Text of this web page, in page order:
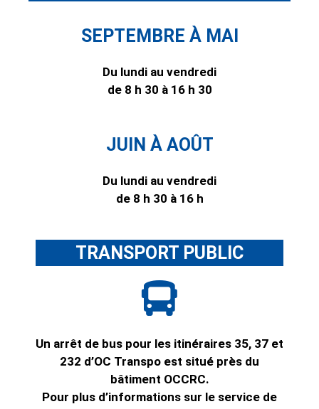
SEPTEMBRE À MAI
Du lundi au vendredi
de 8 h 30 à 16 h 30
JUIN À AOÛT
Du lundi au vendredi
de 8 h 30 à 16 h
TRANSPORT PUBLIC
Un arrêt de bus pour les itinéraires 35, 37 et
232 d’OC Transpo est situé près du
bâtiment OCCRC.
Pour plus d’informations sur le service de